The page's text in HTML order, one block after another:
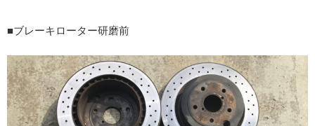
■ブレーキローター研磨前